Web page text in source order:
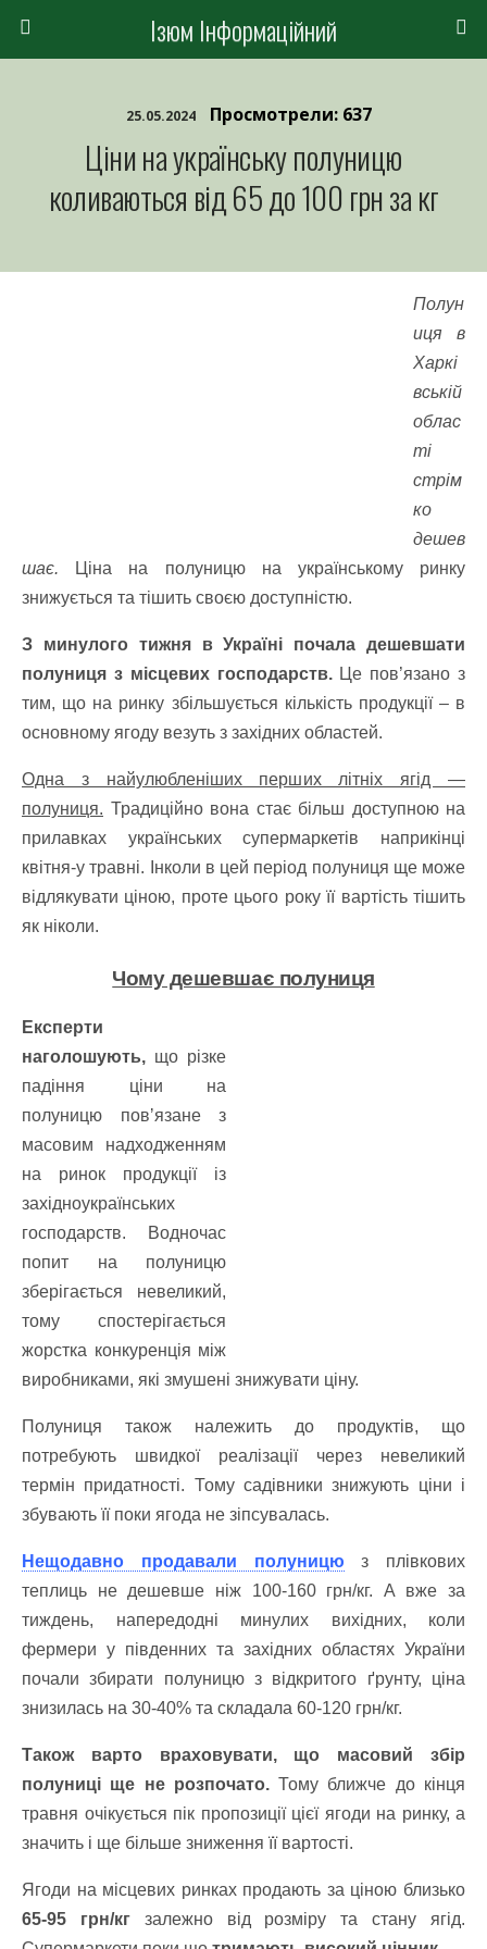
Ізюм Інформаційний
25.05.2024 Просмотрели: 637
Ціни на українську полуницю
коливаються від 65 до 100 грн за кг
Полун
иця в
Харкі
вській
облас
ті
стрім
ко
дешев
шає. Ціна на полуницю на українському ринку
знижується та тішить своєю доступністю.
З минулого тижня в Україні почала дешевшати
полуниця з місцевих господарств.Це пов’язано з
тим, що на ринку збільшується кількість продукції – в
основному ягоду везуть з західних областей.
Одна з найулюбленіших перших літніх ягід —
полуниця. Традиційно вона стає більш доступною на
прилавках українських супермаркетів наприкінці
квітня-у травні. Інколи в цей період полуниця ще може
відлякувати ціною, проте цього року її вартість тішить
як ніколи.
Чому дешевшає полуниця
Експерти
наголошують, що різке
падіння ціни на
полуницю повʼязане з
масовим надходженням
на ринок продукції із
західноукраїнських
господарств. Водночас
попит на полуницю
зберігається невеликий,
тому спостерігається
жорстка конкуренція між
виробниками, які змушені знижувати ціну.
Полуниця також належить до продуктів, що
потребують швидкої реалізації через невеликий
термін придатності. Тому садівники знижують ціни і
збувають її поки ягода не зіпсувалась.
Нещодавно продавали полуницю з плівкових
теплиць не дешевше ніж 100-160 грн/кг. А вже за
тиждень, напередодні минулих вихідних, коли
фермери у південних та західних областях України
почали збирати полуницю з відкритого ґрунту, ціна
знизилась на 30-40% та складала 60-120 грн/кг.
Також варто враховувати, що масовий збір
полуниці ще не розпочато.Тому ближче до кінця
травня очікується пік пропозиції цієї ягоди на ринку, а
значить і ще більше зниження її вартості.
Ягоди на місцевих ринках продають за ціною близько
65-95 грн/кгзалежно від розміру та стану ягід.